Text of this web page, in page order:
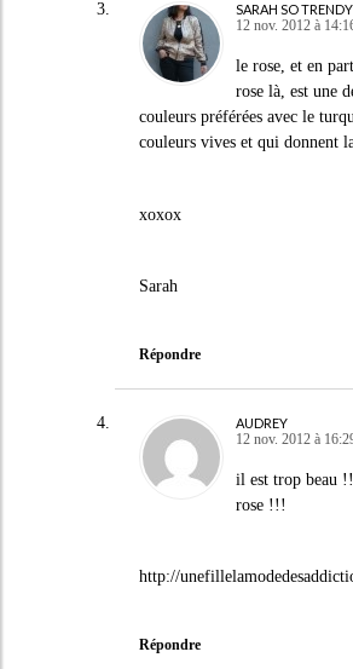
SARAH SO TRENDY
12 nov. 2012 à
le rose, et en
rose là, est une
couleurs préférées avec le
couleurs vives et qui donnent
xoxox
Sarah
Répondre
AUDREY
12 nov. 2012 à
il est trop beau
rose !!!
http://
Répondre